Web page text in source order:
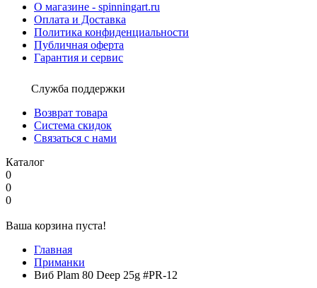
О магазине - spinningart.ru
Оплата и Доставка
Политика конфиденциальности
Публичная оферта
Гарантия и сервис
Служба поддержки
Возврат товара
Система скидок
Связаться с нами
Каталог
0
0
0
Ваша корзина пуста!
Главная
Приманки
Виб Plam 80 Deep 25g #PR-12